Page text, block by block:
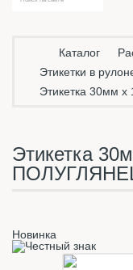
Каталог
Этикетки в
Этикетка 30мм
Этикетка
Новинка